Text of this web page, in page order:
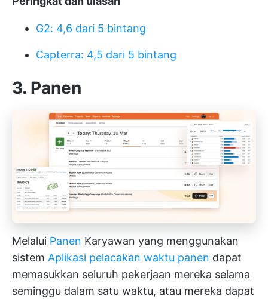
G2: 4,6 dari 5 bintang
Capterra: 4,5 dari 5 bintang
3. Panen
Melalui Panen Karyawan yang menggunakan
sistem Aplikasi pelacakan waktu panen dapat
memasukkan seluruh pekerjaan mereka selama
seminggu dalam satu waktu, atau mereka dapat